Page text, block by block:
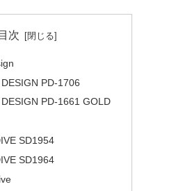
目次
PD-1706
DESIGN PD-1661 GOLD
SD1954
SD1964